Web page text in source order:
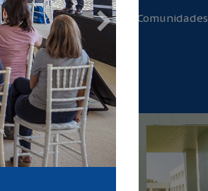
IV Encuentro Nacional de Comunidades
Educativas